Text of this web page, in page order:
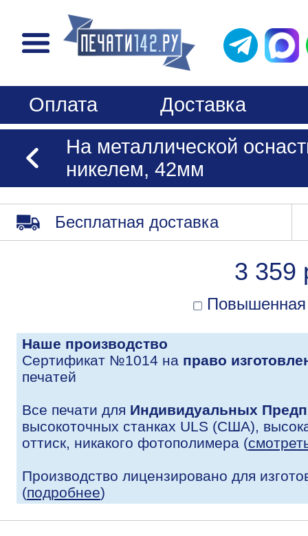
Оплата
Доставка
На металлической
никелем, 42мм
Бесплатная доставка
3 359
Повышенная
Наше производство
Сертификат №1014 на право
печатей
Все печати для Индивидуальных
высокоточных станках ULS (США),
оттиск, никакого фотополимера (
Производство лицензировано для
(подробнее)